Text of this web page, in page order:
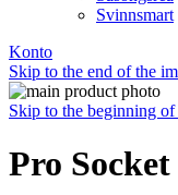
Svinnsmart
Konto
Skip to the end of the
Skip to the beginning
Pro